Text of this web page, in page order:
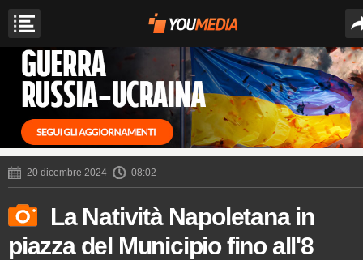
20 dicembre 2024 08:02
La Natività Napoletana in
piazza del Municipio fino all'8